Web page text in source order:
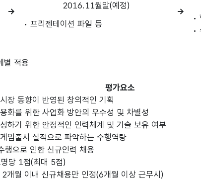
→
→
2016.11월말(예정)
• 프리젠테이션 파일 등
•
•
별 적용
평가요소
장 동향이 반영된 창의적인 기획
화를 위한 사업화 방안의 우수성 및 차별성
하기 위한 안정적인 인력체계 및 기술 보유 여부
임출시 실적으로 파악하는 수행역량
행으로 인한 신규인력 채용
1점(최대 5점)
월 이내 신규채용만 인정(6개월 이상 근무시)